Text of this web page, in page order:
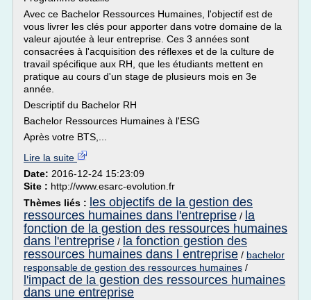
Avec ce Bachelor Ressources Humaines, l'objectif est de
vous livrer les clés pour apporter dans votre domaine de la
valeur ajoutée à leur entreprise. Ces 3 années sont
consacrées à l'acquisition des réflexes et de la culture de
travail spécifique aux RH, que les étudiants mettent en
pratique au cours d'un stage de plusieurs mois en 3e
année.
Descriptif du Bachelor RH
Bachelor Ressources Humaines à l'ESG
Après votre BTS,...
Lire la suite
Date: 2016-12-24 15:23:09
Site : http://www.esarc-evolution.fr
Thèmes liés : les objectifs de la gestion des
ressources humaines dans l'entreprise / la
fonction de la gestion des ressources humaines
dans l'entreprise / la fonction gestion des
ressources humaines dans l entreprise / bachelor
responsable de gestion des ressources humaines /
l'impact de la gestion des ressources humaines
dans une entreprise